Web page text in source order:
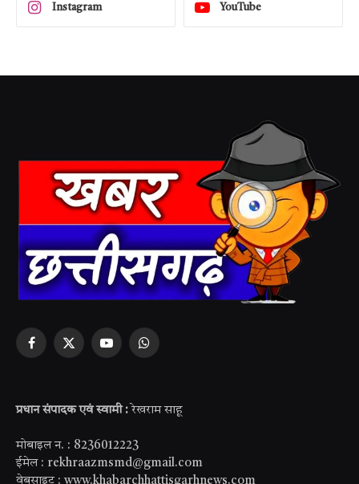
Instagram YouTube
Facebook
X
YouTubeWhatsApp
प्रधान संपादक एवं स्वामी : रेखराम साहू
मोबाइल न. : 8236012223
ईमेल : rekhraazmsmd@gmail.com
वेबसाइट : www.khabarchhattisgarhnews.com